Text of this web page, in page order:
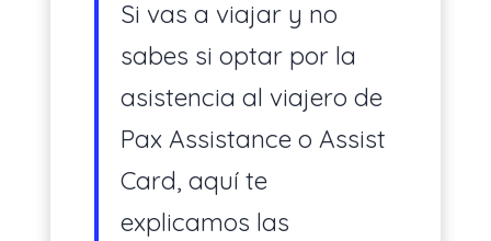
Si vas a viajar y no
sabes si optar por la
asistencia al viajero de
Pax Assistance o Assist
Card, aquí te
explicamos las